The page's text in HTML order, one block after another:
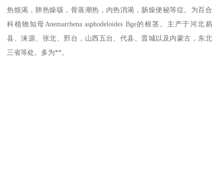
热烦渴，肺热燥咳，骨蒸潮热，内热消渴，肠燥便秘等症。为百合
科植物知母Anemarrhena asphodeloides Bge的根茎。主产于河北易
县、涞源、张北、邢台，山西五台、代县、晋城以及内蒙古，东北
三省等处。多为**。